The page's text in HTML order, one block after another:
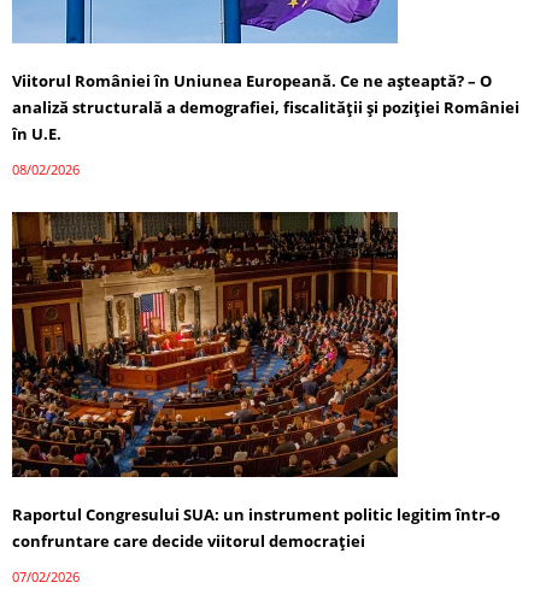
Viitorul României în Uniunea Europeană. Ce ne așteaptă? – O
analiză structurală a demografiei, fiscalității și poziției României
în U.E.
08/02/2026
Raportul Congresului SUA: un instrument politic legitim într-o
confruntare care decide viitorul democrației
07/02/2026